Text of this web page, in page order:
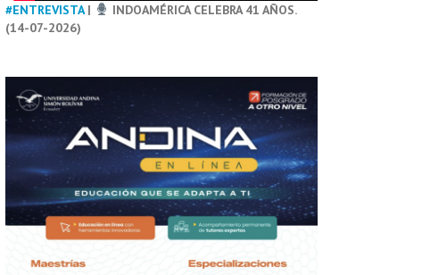
#ENTREVISTA|
INDOAMÉRICA CELEBRA 41 AÑOS.
(14-07-2026)